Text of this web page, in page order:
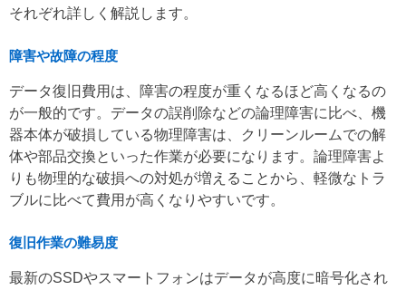
それぞれ詳しく解説します。
障害や故障の程度
データ復旧費用は、障害の程度が重くなるほど高くなるの
が一般的です。データの誤削除などの論理障害に比べ、機
器本体が破損している物理障害は、クリーンルームでの解
体や部品交換といった作業が必要になります。論理障害よ
りも物理的な破損への対処が増えることから、軽微なトラ
ブルに比べて費用が高くなりやすいです。
復旧作業の難易度
最新のSSDやスマートフォンはデータが高度に暗号化され